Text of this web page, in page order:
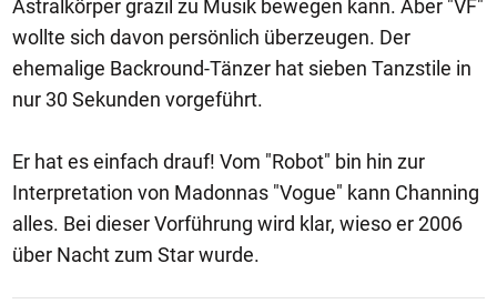
Astralkörper grazil zu Musik bewegen kann. Aber "VF"
wollte sich davon persönlich überzeugen. Der
ehemalige Backround-Tänzer hat sieben Tanzstile in
nur 30 Sekunden vorgeführt.
Er hat es einfach drauf! Vom "Robot" bin hin zur
Interpretation von Madonnas "Vogue" kann Channing
alles. Bei dieser Vorführung wird klar, wieso er 2006
über Nacht zum Star wurde.